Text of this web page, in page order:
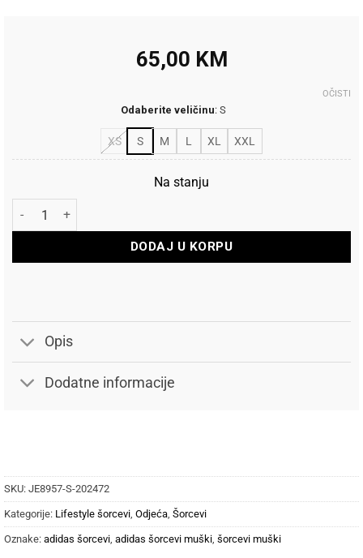
65,00 KM
Odaberite veličinu: S
XS S M L XL XXL
OČISTI
Na stanju
Adidas Šorc Logo French Terry količina
DODAJ U KORPU
Opis
Dodatne informacije
SKU: JE8957-S-202472
Kategorije: Lifestyle šorcevi Odjeća Šorcevi
Oznake: adidas šorcevi adidas šorcevi muški šorcevi muški